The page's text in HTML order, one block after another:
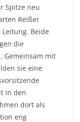
Spitze neu
Reißer
Beide
die
Gemeinsam mit
sie eine
in den
dort als
eng